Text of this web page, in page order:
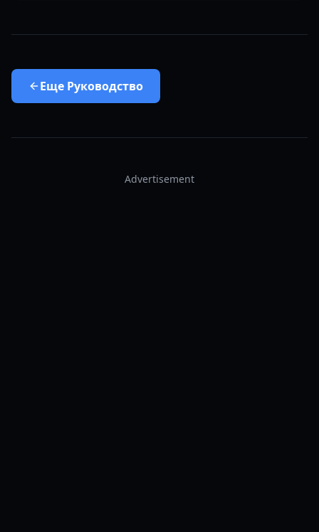
Еще Руководство
Advertisement